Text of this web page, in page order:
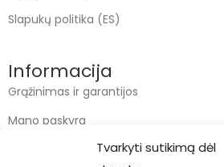
Tvarkyti sutikimą dėl
Slapukų politika (ES)
Informacija
Grąžinimas ir garantijos
Mano paskyra